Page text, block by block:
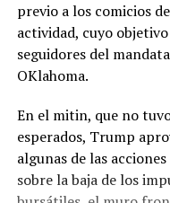
previo a los comicios
actividad, cuyo
seguidores del
OKlahoma.
En el mitin, que no
esperados, Trump
algunas de las
sobre la baja de los